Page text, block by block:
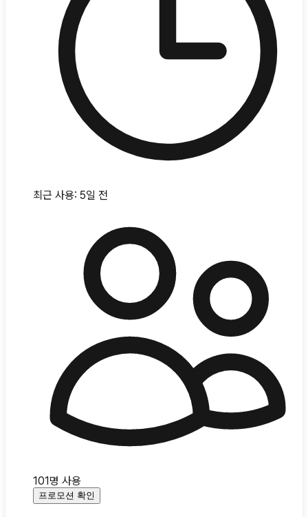
최근 사용: 5일 전
101 명 사용
프로모션 확인